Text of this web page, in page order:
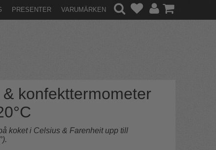
PRESENTER VARUMÄRKEN
& konfekttermometer
koket i Celsius & Farenheit upp till